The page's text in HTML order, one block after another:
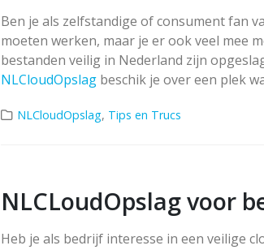
Ben je als zelfstandige of consument fan
moeten werken, maar je er ook veel mee
bestanden veilig in Nederland zijn
NLCloudOpslag beschik je over een plek
NLCloudOpslag, Tips en Trucs
NLCLoudOpslag voor
Heb je als bedrijf interesse in een veilige